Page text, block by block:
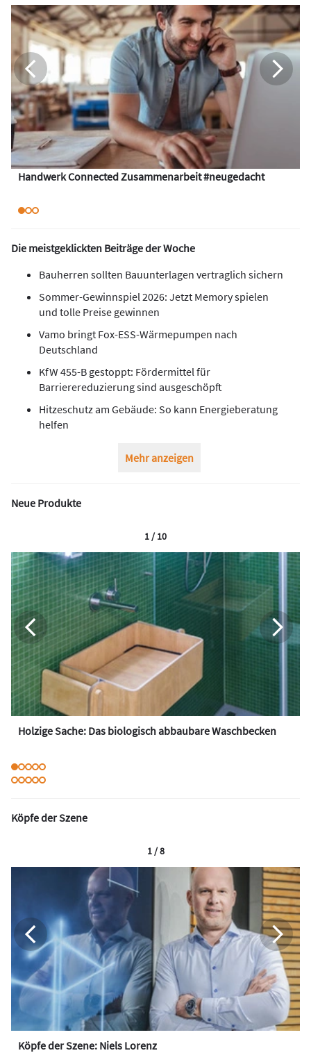
Handwerk Connected Zusammenarbeit #neugedacht
Die meistgeklickten Beiträge der Woche
Bauherren sollten Bauunterlagen vertraglich sichern
Sommer-Gewinnspiel 2026: Jetzt Memory spielen
und tolle Preise gewinnen
Vamo bringt Fox-ESS-Wärmepumpen nach
Deutschland
KfW 455-B gestoppt: Fördermittel für
Barrierereduzierung sind ausgeschöpft
Hitzeschutz am Gebäude: So kann Energieberatung
helfen
Mehr anzeigen
Neue Produkte
Holzige Sache: Das biologisch abbaubare Waschbecken
1 / 10
Köpfe der Szene
Köpfe der Szene: Niels Lorenz
1 / 8